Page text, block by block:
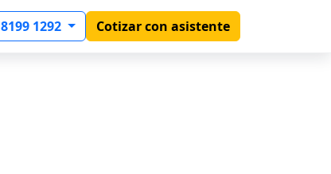
1292 Cotizar con asistente